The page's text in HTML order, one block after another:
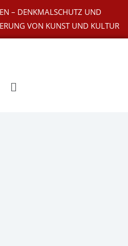
– DENKMALSCHUTZ UND
VON KUNST UND KULTUR
Main